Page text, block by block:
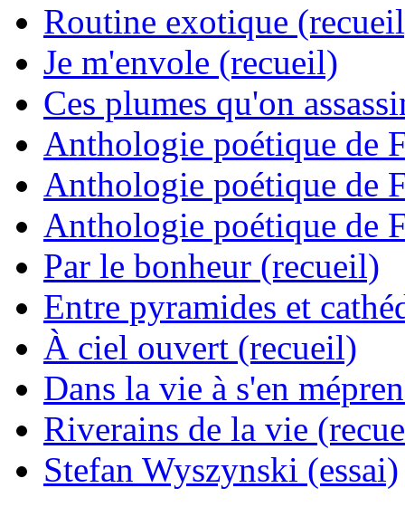
Routine exotique
Je m'envole (recueil)
Ces plumes qu'on
Anthologie poétique de
Anthologie poétique de
Anthologie poétique de
Par le bonheur (recueil)
Entre pyramides et
À ciel ouvert (recueil)
Dans la vie à s'en
Riverains de la vie
Stefan Wyszynski (essai)